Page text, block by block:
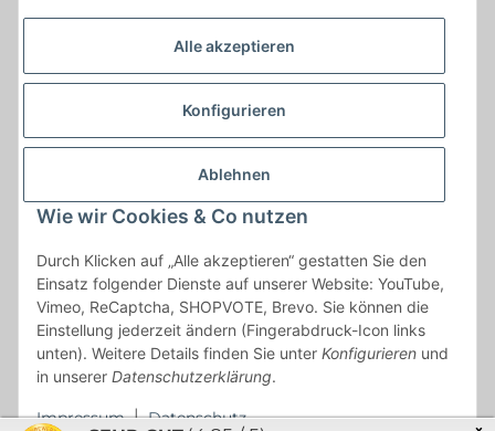
Alle akzeptieren
Konfigurieren
Ablehnen
Wie wir Cookies & Co nutzen
Durch Klicken auf „Alle akzeptieren“ gestatten Sie den
Einsatz folgender Dienste auf unserer Website: YouTube,
Vimeo, ReCaptcha, SHOPVOTE, Brevo. Sie können die
Einstellung jederzeit ändern (Fingerabdruck-Icon links
unten). Weitere Details finden Sie unter Konfigurieren und
in unserer Datenschutzerklärung.
Impressum | Datenschutz
* * Lieferzeiten gelten ab Zahlungseingang und innerhalb
Deutschland.Irrtümer vorbehalten. Angaben zur
Auflagenhöhe, Durchmesser, etc. werden nicht garantiert. Der
Kaufvertrag bleibt davon unbetroffen. Alle angegebenen Preise
sind incl. der gesetzlichen UST und, zzgl.Versand| Das Angebot
"kostenlose Lieferung" bezieht sich aussließlich auf den